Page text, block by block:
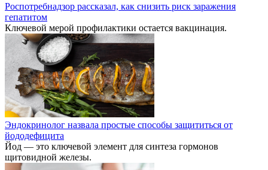
Роспотребнадзор рассказал, как снизить риск заражения
гепатитом
Ключевой мерой профилактики остается вакцинация.
Эндокринолог назвала простые способы защититься от
йододефицита
Йод — это ключевой элемент для синтеза гормонов
щитовидной железы.